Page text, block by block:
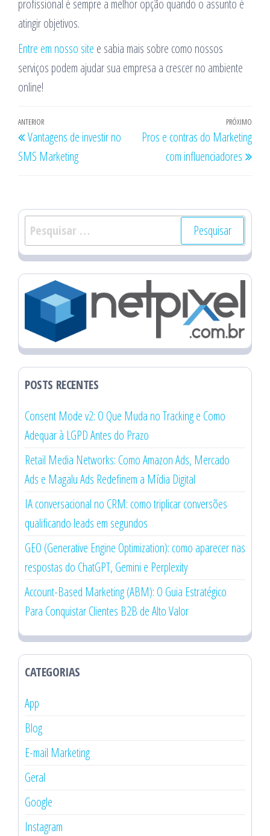
profissional é sempre a melhor opção quando o assunto é
atingir objetivos.
Entre em nosso site e sabia mais sobre como nossos
serviços podem ajudar sua empresa a crescer no ambiente
online!
Navegação
de
Post
Post
anterior
ANTERIOR
Vantagens de investir no
SMS Marketing
post
PRÓXIMO
Pros e contras do Marketing
com influenciadores
Pesquisar
por:
POSTS RECENTES
Consent Mode v2: O Que Muda no Tracking e Como
Adequar à LGPD Antes do Prazo
Retail Media Networks: Como Amazon Ads, Mercado
Ads e Magalu Ads Redefinem a Mídia Digital
IA conversacional no CRM: como triplicar conversões
qualificando leads em segundos
GEO (Generative Engine Optimization): como aparecer nas
respostas do ChatGPT, Gemini e Perplexity
Account-Based Marketing (ABM): O Guia Estratégico
Para Conquistar Clientes B2B de Alto Valor
CATEGORIAS
App
Blog
E-mail Marketing
Geral
Google
Instagram